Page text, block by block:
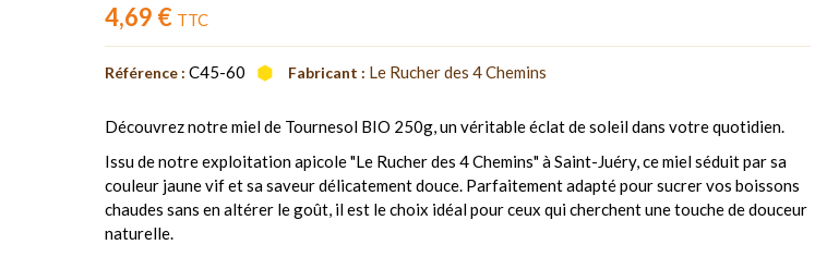
4,69 € TTC
Référence : C45-60 Fabricant : Le Rucher des 4 Chemins
Découvrez notre miel de Tournesol BIO 250g, un véritable éclat de soleil dans votre quotidien.
Issu de notre exploitation apicole "Le Rucher des 4 Chemins" à Saint-Juéry, ce miel séduit par sa
couleur jaune vif et sa saveur délicatement douce. Parfaitement adapté pour sucrer vos boissons
chaudes sans en altérer le goût, il est le choix idéal pour ceux qui cherchent une touche de douceur
naturelle.